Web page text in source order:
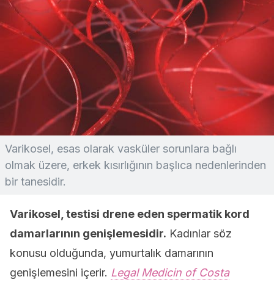
Varikosel, esas olarak vasküler sorunlara bağlı
olmak üzere, erkek kısırlığının başlıca nedenlerinden
bir tanesidir.
Varikosel, testisi drene eden spermatik kord
damarlarının genişlemesidir. Kadınlar söz
konusu olduğunda, yumurtalık damarının
genişlemesini içerir. Legal Medicin of Costa